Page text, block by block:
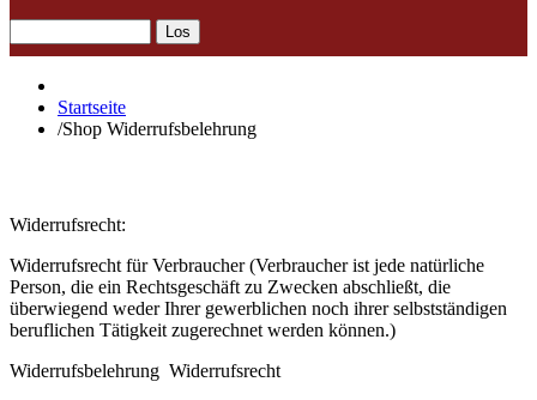
Startseite
/Shop Widerrufsbelehrung
Widerrufsrecht:
Widerrufsrecht für Verbraucher (Verbraucher ist jede natürliche
Person, die ein Rechtsgeschäft zu Zwecken abschließt, die
überwiegend weder Ihrer gewerblichen noch ihrer selbstständigen
beruflichen Tätigkeit zugerechnet werden können.)
Widerrufsbelehrung Widerrufsrecht